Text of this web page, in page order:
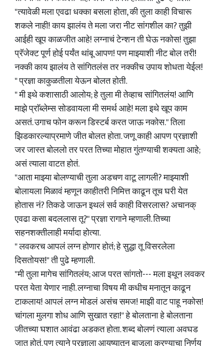
"त्यावेळी मला एवढा धक्का बसला होता, की तुला काही विचारू
शकले नाही! काय झालंय ते मला जरा नीट सांगशील का? तुझी
आईही खूप काळजीत आहे! लग्नाचं टेन्शन ती घेऊ नकोस! तुझा
प्रॅजेक्ट पूर्ण होई पर्यंत थांबू आपण! पण माझ्याशी नीट बोल तरी!
नक्की काय झालंय ते सांगितलंस तर नक्कीच उपाय शोधता येईल!
" प्रज्ञा काकुळतीला येऊन बोलत होती.
" मी इथे कशासाठी आलोय; हे तुला मी तेव्हाच सांगितलंय! आणि
माझे प्राॅब्लेम्स सोडवायला मी समर्थ आहे! मला इथे खूप काम
असतं. उगाच फोन करून डिस्टर्ब करत जाऊ नकोस." तिला
झिडकारल्याप्रमाणे जीत बोलत होता. जणू काही आपण प्रज्ञाशी
जर जास्त बोललो तर परत तिच्या मोहात गुंतण्याची शक्यता आहे;
असं त्याला वाटत होतं.
"आता माझ्या बोलण्याची तुला अडचण वाटू लागली? माझ्याशी
बोलायला मिळावं म्हणून काहीतरी निमित्त काढून तूच घरी येत
होतास नं? तिकडे जाऊन इथलं सर्व काही विसरलास? अचानक्
एवढा कसा बदललास तू?" प्रज्ञा रागाने म्हणाली. तिच्या
सहनशक्तीलाही मर्यादा होत्या.
" लवकरच आपलं लग्न होणार होतं; हे सुद्धा तू विसरलेला
दिसतोयस!" ती पुढे म्हणाली.
"मी तुला मागेच सांगितलंय; आज परत सांगतो--- मला इथून लवकर
परत येता येणार नाही. लग्नाचा विषय मी कधीच मनातून काढून
टाकलाय! आपलं लग्न मोडलं असंच समज! माझी वाट पाहू नकोस!
चांगला मुलगा शोध आणि सुखात रहा!" हे बोलताना हे बोलताना
जीतच्या घशात आवंढा अडकत होता. शब्द बोलणं त्याला अवघड